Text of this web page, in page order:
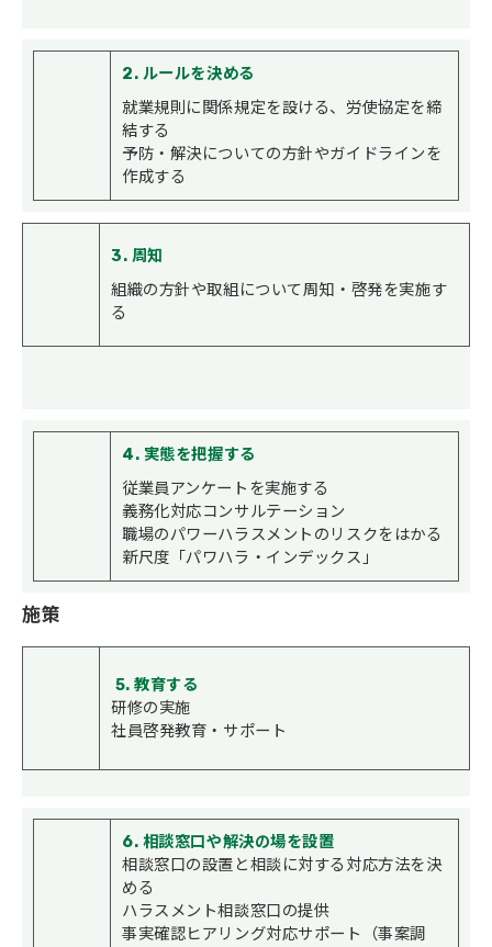
2. ルールを決める
就業規則に関係規定を設ける、労使協定を締
結する
予防・解決についての方針やガイドラインを
作成する
3. 周知
組織の方針や取組について周知・啓発を実施す
る
4. 実態を把握する
従業員アンケートを実施する
義務化対応コンサルテーション
職場のパワーハラスメントのリスクをはかる
新尺度「パワハラ・インデックス」
施策
5. 教育する
研修の実施
社員啓発教育・サポート
6. 相談窓口や解決の場を設置
相談窓口の設置と相談に対する対応方法を決
める
ハラスメント相談窓口の提供
事実確認ヒアリング対応サポート（事案調